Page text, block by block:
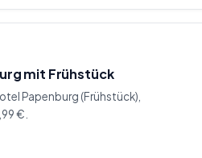
mit Frühstück
Papenburg (Frühstück),
€.